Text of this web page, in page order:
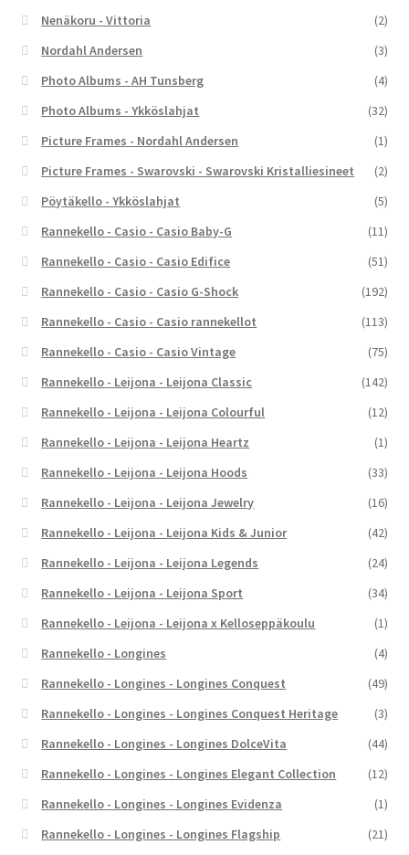
Nenäkoru - Vittoria
(2)
Nordahl Andersen
(3)
Photo Albums - AH Tunsberg
(4)
Photo Albums - Ykköslahjat
(32)
Picture Frames - Nordahl Andersen
(1)
Picture Frames - Swarovski - Swarovski Kristalliesineet
(2)
Pöytäkello - Ykköslahjat
(5)
Rannekello - Casio - Casio Baby-G
(11)
Rannekello - Casio - Casio Edifice
(51)
Rannekello - Casio - Casio G-Shock
(192)
Rannekello - Casio - Casio rannekellot
(113)
Rannekello - Casio - Casio Vintage
(75)
Rannekello - Leijona - Leijona Classic
(142)
Rannekello - Leijona - Leijona Colourful
(12)
Rannekello - Leijona - Leijona Heartz
(1)
Rannekello - Leijona - Leijona Hoods
(33)
Rannekello - Leijona - Leijona Jewelry
(16)
Rannekello - Leijona - Leijona Kids & Junior
(42)
Rannekello - Leijona - Leijona Legends
(24)
Rannekello - Leijona - Leijona Sport
(34)
Rannekello - Leijona - Leijona x Kelloseppäkoulu
(1)
Rannekello - Longines
(4)
Rannekello - Longines - Longines Conquest
(49)
Rannekello - Longines - Longines Conquest Heritage
(3)
Rannekello - Longines - Longines DolceVita
(44)
Rannekello - Longines - Longines Elegant Collection
(12)
Rannekello - Longines - Longines Evidenza
(1)
Rannekello - Longines - Longines Flagship
(21)